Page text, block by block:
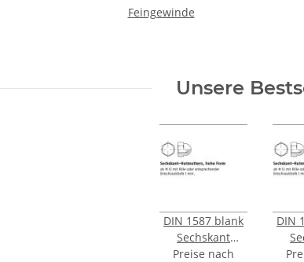
Feingewinde
Unsere
DIN 1587 blank
Sechskant
Hutmuttern
Preise nach
DIN